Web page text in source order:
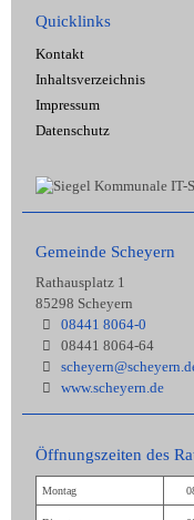
Quicklinks
Kontakt
Inhaltsverzeichnis
Impressum
Datenschutz
Gemeinde Scheyern
Rathausplatz 1
85298 Scheyern
08441 8064-0
08441 8064-64
www.scheyern.de
Öffnungszeiten des
Montag